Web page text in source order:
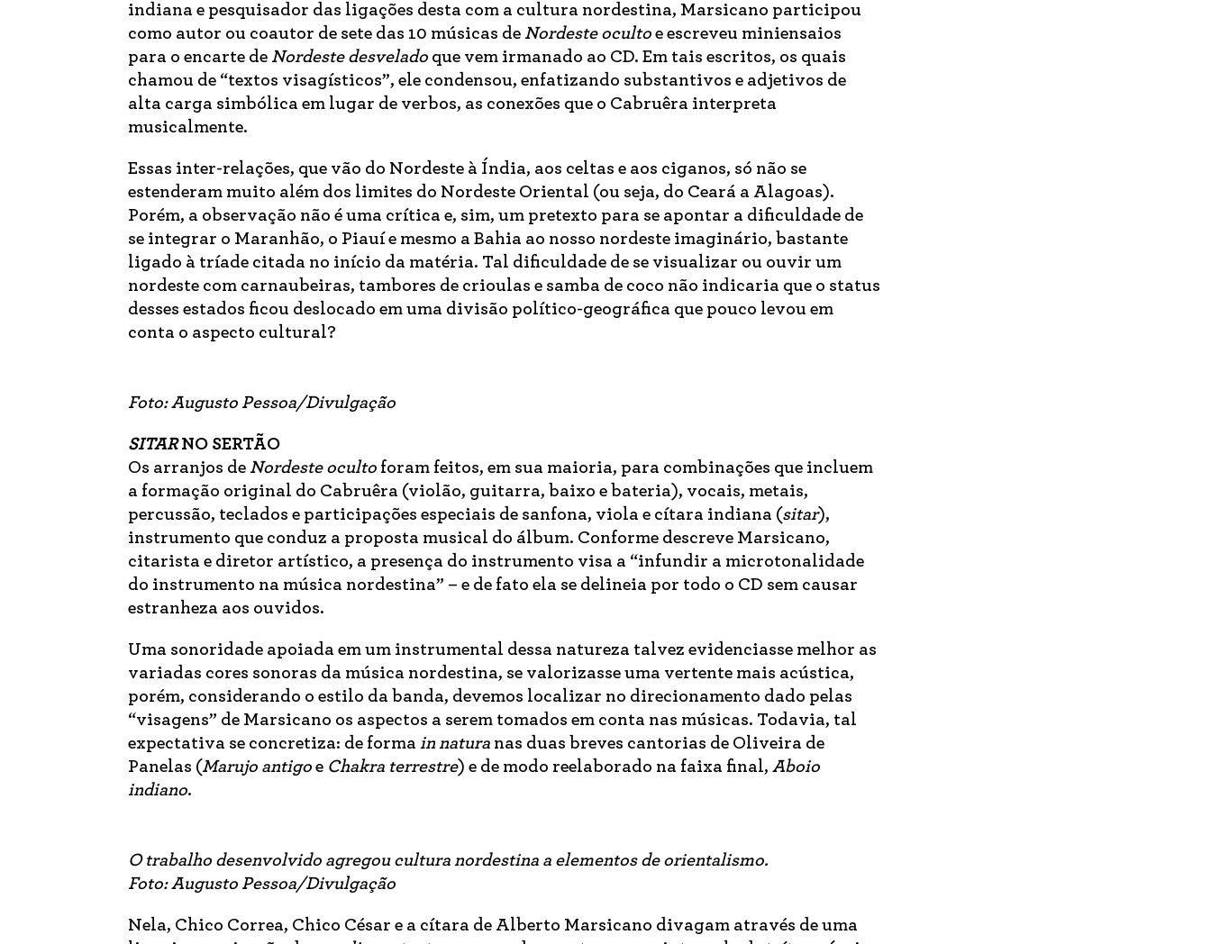
indiana e pesquisador das ligações desta com a cultura nordestina, Marsicano participou
como autor ou coautor de sete das 10 músicas de Nordeste oculto e escreveu miniensaios
para o encarte de Nordeste desvelado que vem irmanado ao CD. Em tais escritos, os quais
chamou de “textos visagísticos”, ele condensou, enfatizando substantivos e adjetivos de
alta carga simbólica em lugar de verbos, as conexões que o Cabruêra interpreta
musicalmente.
Essas inter-relações, que vão do Nordeste à Índia, aos celtas e aos ciganos, só não se
estenderam muito além dos limites do Nordeste Oriental (ou seja, do Ceará a Alagoas).
Porém, a observação não é uma crítica e, sim, um pretexto para se apontar a dificuldade de
se integrar o Maranhão, o Piauí e mesmo a Bahia ao nosso nordeste imaginário, bastante
ligado à tríade citada no início da matéria. Tal dificuldade de se visualizar ou ouvir um
nordeste com carnaubeiras, tambores de crioulas e samba de coco não indicaria que o status
desses estados ficou deslocado em uma divisão político-geográfica que pouco levou em
conta o aspecto cultural?
Foto: Augusto Pessoa/Divulgação
SITARNO SERTÃO
Os arranjos de Nordeste oculto foram feitos, em sua maioria, para combinações que incluem
a formação original do Cabruêra (violão, guitarra, baixo e bateria), vocais, metais,
percussão, teclados e participações especiais de sanfona, viola e cítara indiana (sitar),
instrumento que conduz a proposta musical do álbum. Conforme descreve Marsicano,
citarista e diretor artístico, a presença do instrumento visa a “infundir a microtonalidade
do instrumento na música nordestina” – e de fato ela se delineia por todo o CD sem causar
estranheza aos ouvidos.
Uma sonoridade apoiada em um instrumental dessa natureza talvez evidenciasse melhor as
variadas cores sonoras da música nordestina, se valorizasse uma vertente mais acústica,
porém, considerando o estilo da banda, devemos localizar no direcionamento dado pelas
“visagens” de Marsicano os aspectos a serem tomados em conta nas músicas. Todavia, tal
expectativa se concretiza: de forma in natura nas duas breves cantorias de Oliveira de
Panelas (Marujo antigo e Chakra terrestre) e de modo reelaborado na faixa final, Aboio
indiano.
O trabalho desenvolvido agregou cultura nordestina a elementos de orientalismo.
Foto: Augusto Pessoa/Divulgação
Nela, Chico Correa, Chico César e a cítara de Alberto Marsicano divagam através de uma